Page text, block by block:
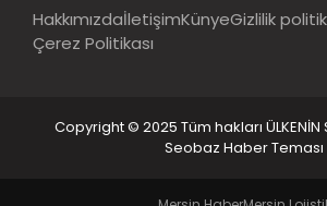
HakkımızdaİletişimKünyeGizlilik
Çerez Politikası
Copyright © 2025 Tüm hakları ÜLKENİN
Seobaz Haber Teması